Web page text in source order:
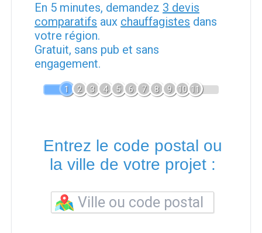
En 5 minutes, demandez 3 devis
comparatifs aux chauffagistes dans
votre région.
Gratuit, sans pub et sans
engagement.
1 2 3 4 5 6 7 8 9 10 11
Entrez le code postal ou
la ville de votre projet :